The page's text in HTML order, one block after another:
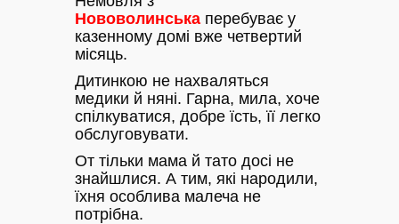
Нововолинська перебуває у
казенному домі вже четвертий
місяць.
Дитинкою не нахваляться
медики й няні. Гарна, мила, хоче
спілкуватися, добре їсть, її легко
обслуговувати.
От тільки мама й тато досі не
знайшлися. А тим, які народили,
їхня особлива малеча не
потрібна.